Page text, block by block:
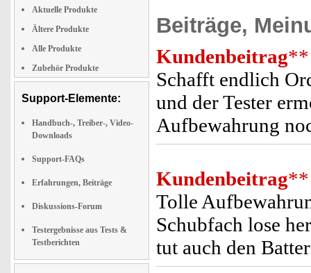
Aktuelle Produkte
Ältere Produkte
Alle Produkte
Zubehör Produkte
Support-Elemente:
Handbuch-, Treiber-, Video-
Downloads
Support-FAQs
Erfahrungen, Beiträge
Diskussions-Forum
Testergebnisse aus Tests &
Testberichten
Beiträge,
Kundenbeitrag**
Schafft endlich
und der Tester
Aufbewahrung
Kundenbeitrag**
Tolle
Schubfach lose
tut auch den